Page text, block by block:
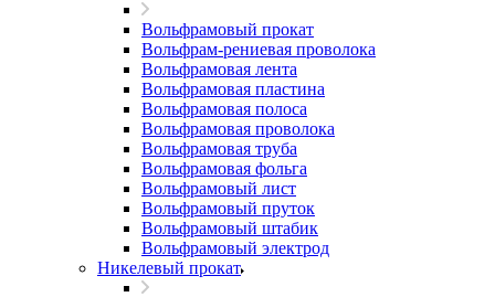
Вольфрамовый прокат
Вольфрам-рениевая проволока
Вольфрамовая лента
Вольфрамовая пластина
Вольфрамовая полоса
Вольфрамовая проволока
Вольфрамовая труба
Вольфрамовая фольга
Вольфрамовый лист
Вольфрамовый пруток
Вольфрамовый штабик
Вольфрамовый электрод
Никелевый прокат